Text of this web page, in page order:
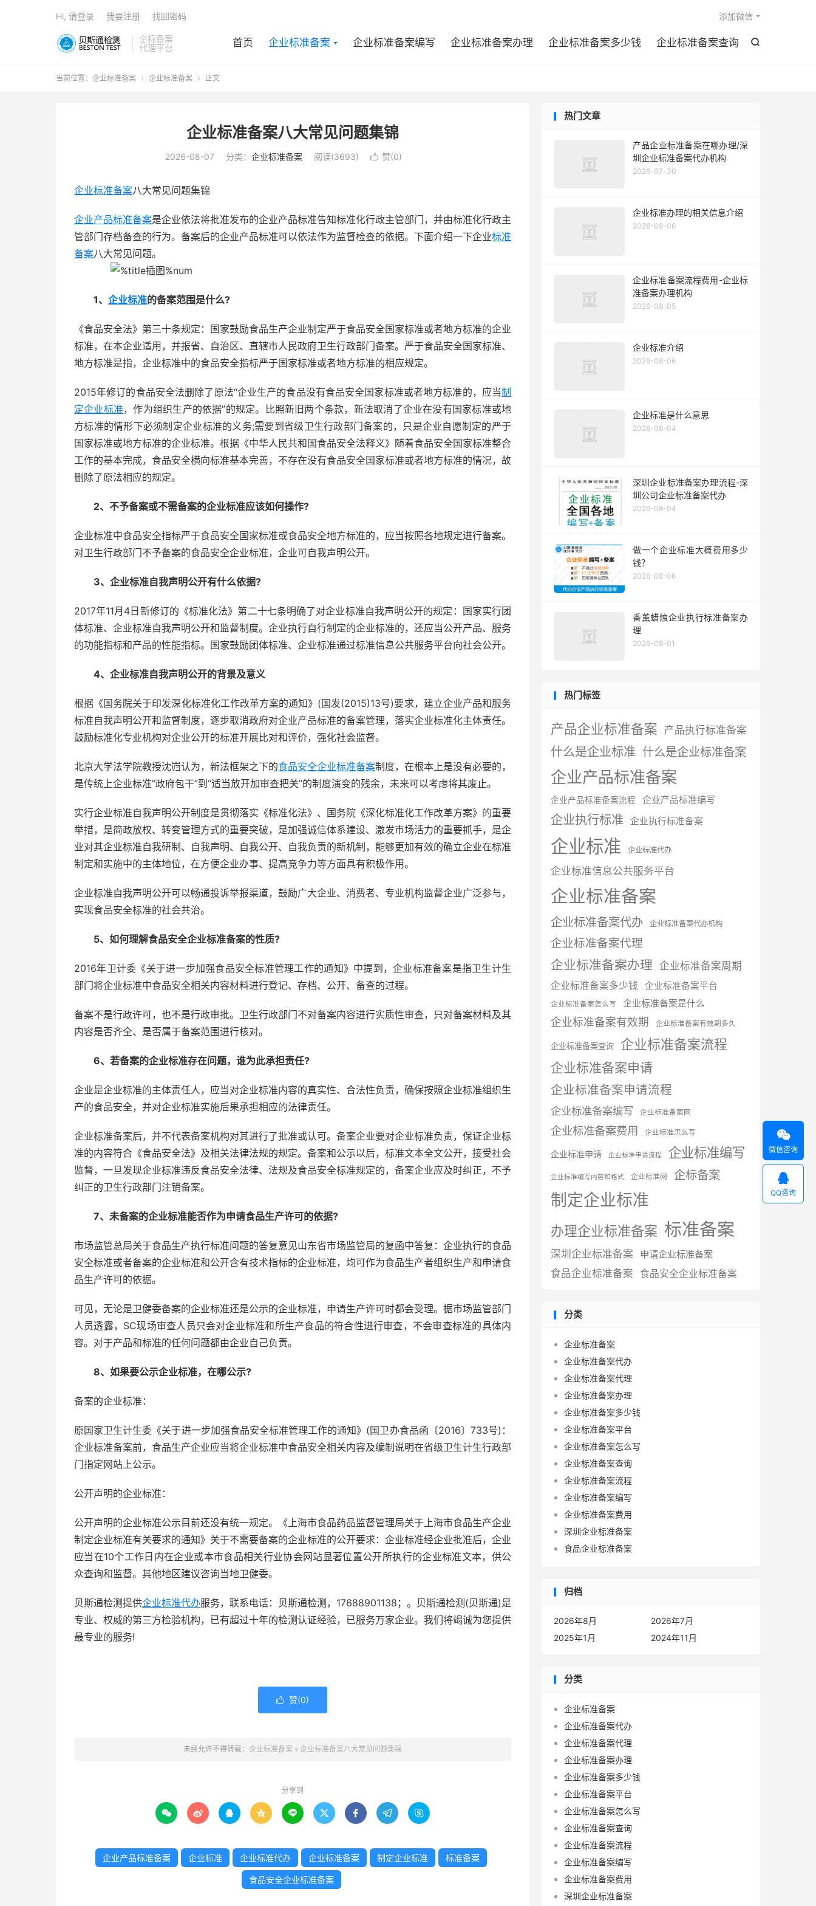
企标备案
代理平台

首页 企业标准备案 企业标准备案编写 企业标准备案办理 企业标准备案多少钱 企业标准备案查询
添加微信
Hi, 请登录 我要注册 找回密码
当前位置： 企业标准备案  企业标准备案  正文
企业标准备案八大常见问题集锦
2026-08-07 分类： 企业标准备案 阅读(3693)  赞(0)
企业标准备案八大常见问题集锦
企业产品标准备案是企业依法将批准发布的企业产品标准告知标准化行政主管部门，并由标准化行政主
管部门存档备查的行为。备案后的企业产品标准可以依法作为监督检查的依据。下面介绍一下企业标准
备案八大常见问题。
1、 企业标准的备案范围是什么?
《食品安全法》第三十条规定：国家鼓励食品生产企业制定严于食品安全国家标准或者地方标准的企业
标准，在本企业适用，并报省、自治区、直辖市人民政府卫生行政部门备案。严于食品安全国家标准、
地方标准是指，企业标准中的食品安全指标严于国家标准或者地方标准的相应规定。
2015年修订的食品安全法删除了原法“企业生产的食品没有食品安全国家标准或者地方标准的，应当制
定企业标准，作为组织生产的依据”的规定。比照新旧两个条款，新法取消了企业在没有国家标准或地
方标准的情形下必须制定企业标准的义务;需要到省级卫生行政部门备案的，只是企业自愿制定的严于
国家标准或地方标准的企业标准。根据《中华人民共和国食品安全法释义》随着食品安全国家标准整合
工作的基本完成，食品安全横向标准基本完善，不存在没有食品安全国家标准或者地方标准的情况，故
删除了原法相应的规定。
2、不予备案或不需备案的企业标准应该如何操作?
企业标准中食品安全指标严于食品安全国家标准或食品安全地方标准的，应当按照各地规定进行备案。
对卫生行政部门不予备案的食品安全企业标准，企业可自我声明公开。
3、企业标准自我声明公开有什么依据?
2017年11月4日新修订的《标准化法》第二十七条明确了对企业标准自我声明公开的规定：国家实行团
体标准、企业标准自我声明公开和监督制度。企业执行自行制定的企业标准的，还应当公开产品、服务
的功能指标和产品的性能指标。国家鼓励团体标准、企业标准通过标准信息公共服务平台向社会公开。
4、企业标准自我声明公开的背景及意义
根据《国务院关于印发深化标准化工作改革方案的通知》(国发(2015)13号)要求，建立企业产品和服务
标准自我声明公开和监督制度，逐步取消政府对企业产品标准的备案管理，落实企业标准化主体责任。
鼓励标准化专业机构对企业公开的标准开展比对和评价，强化社会监督。
北京大学法学院教授沈岿认为，新法框架之下的食品安全企业标准备案制度，在根本上是没有必要的，
是传统上企业标准“政府包干”到“适当放开加审查把关”的制度演变的残余，未来可以考虑将其废止。
实行企业标准自我声明公开制度是贯彻落实《标准化法》、国务院《深化标准化工作改革方案》的重要
举措，是简政放权、转变管理方式的重要突破，是加强诚信体系建设、激发市场活力的重要抓手，是企
业对其企业标准自我研制、自我声明、自我公开、自我负责的新机制，能够更加有效的确立企业在标准
制定和实施中的主体地位，在方便企业办事、提高竞争力等方面具有积极作用。
企业标准自我声明公开可以畅通投诉举报渠道，鼓励广大企业、消费者、专业机构监督企业广泛参与，
实现食品安全标准的社会共治。
5、如何理解食品安全企业标准备案的性质?
2016年卫计委《关于进一步加强食品安全标准管理工作的通知》中提到，企业标准备案是指卫生计生
部门将企业标准中食品安全相关内容材料进行登记、存档、公开、备查的过程。
备案不是行政许可，也不是行政审批。卫生行政部门不对备案内容进行实质性审查，只对备案材料及其
内容是否齐全、是否属于备案范围进行核对。
6、若备案的企业标准存在问题，谁为此承担责任?
企业是企业标准的主体责任人，应当对企业标准内容的真实性、合法性负责，确保按照企业标准组织生
产的食品安全，并对企业标准实施后果承担相应的法律责任。
企业标准备案后，并不代表备案机构对其进行了批准或认可。备案企业要对企业标准负责，保证企业标
准的内容符合《食品安全法》及相关法律法规的规定。备案和公示以后，标准文本全文公开，接受社会
监督，一旦发现企业标准违反食品安全法律、法规及食品安全标准规定的，备案企业应及时纠正，不予
纠正的卫生行政部门注销备案。
7、未备案的企业标准能否作为申请食品生产许可的依据?
市场监管总局关于食品生产执行标准问题的答复意见山东省市场监管局的复函中答复：企业执行的食品
安全标准或者备案的企业标准和公开含有技术指标的企业标准，均可作为食品生产者组织生产和申请食
品生产许可的依据。
可见，无论是卫健委备案的企业标准还是公示的企业标准，申请生产许可时都会受理。据市场监管部门
人员透露，SC现场审查人员只会对企业标准和所生产食品的符合性进行审查，不会审查标准的具体内
容。对于产品和标准的任何问题都由企业自己负责。
8、如果要公示企业标准，在哪公示?
备案的企业标准：
原国家卫生计生委《关于进一步加强食品安全标准管理工作的通知》(国卫办食品函〔2016〕733号)：
企业标准备案前，食品生产企业应当将企业标准中食品安全相关内容及编制说明在省级卫生计生行政部
门指定网站上公示。
公开声明的企业标准：
公开声明的企业标准公示目前还没有统一规定。《上海市食品药品监督管理局关于上海市食品生产企业
制定企业标准有关要求的通知》关于不需要备案的企业标准的公开要求：企业标准经企业批准后，企业
应当在10个工作日内在企业或本市食品相关行业协会网站显著位置公开所执行的企业标准文本，供公
众查询和监督。其他地区建议咨询当地卫健委。
贝斯通检测提供企业标准代办服务，联系电话：贝斯通检测，17688901138；。贝斯通检测(贝斯通)是
专业、权威的第三方检验机构，已有超过十年的检测认证经验，已服务万家企业。我们将竭诚为您提供
最专业的服务!
 赞(0)
未经允许不得转载： 企业标准备案 » 企业标准备案八大常见问题集锦
分享到
        
企业产品标准备案 企业标准 企业标准代办 企业标准备案 制定企业标准 标准备案
食品安全企业标准备案
热门文章
产品企业标准备案在哪办理/深
圳企业标准备案代办机构
2026-07-30
企业标准办理的相关信息介绍
2026-08-06
企业标准备案流程费用-企业标
准备案办理机构
2026-08-05
企业标准介绍
2026-08-06
企业标准是什么意思
2026-08-04
深圳企业标准备案办理流程-深
圳公司企业标准备案代办
2026-08-04
做一个企业标准大概费用多少
钱？
2026-08-06
香薰蜡烛企业执行标准备案办
理
2026-08-01
热门标签
产品企业标准备案 产品执行标准备案
什么是企业标准 什么是企业标准备案
企业产品标准备案
企业产品标准备案流程 企业产品标准编写
企业执行标准 企业执行标准备案
企业标准 企业标准代办
企业标准信息公共服务平台
企业标准备案
企业标准备案代办 企业标准备案代办机构
企业标准备案代理
企业标准备案办理 企业标准备案周期
企业标准备案多少钱 企业标准备案平台
企业标准备案怎么写 企业标准备案是什么
企业标准备案有效期 企业标准备案有效期多久
企业标准备案查询 企业标准备案流程
企业标准备案申请
企业标准备案申请流程
企业标准备案编写 企业标准备案网
企业标准备案费用 企业标准怎么写
企业标准申请 企业标准申请流程 企业标准编写
企业标准编写内容和格式 企业标准网 企标备案
制定企业标准
办理企业标准备案 标准备案
深圳企业标准备案 申请企业标准备案
食品企业标准备案 食品安全企业标准备案
分类
企业标准备案
企业标准备案代办
企业标准备案代理
企业标准备案办理
企业标准备案多少钱
企业标准备案平台
企业标准备案怎么写
企业标准备案查询
企业标准备案流程
企业标准备案编写
企业标准备案费用
深圳企业标准备案
食品企业标准备案
归档
2026年8月
2026年7月
2025年1月
2024年11月
分类
企业标准备案
企业标准备案代办
企业标准备案代理
企业标准备案办理
企业标准备案多少钱
企业标准备案平台
企业标准备案怎么写
企业标准备案查询
企业标准备案流程
企业标准备案编写
企业标准备案费用
深圳企业标准备案

微信咨询

QQ咨询